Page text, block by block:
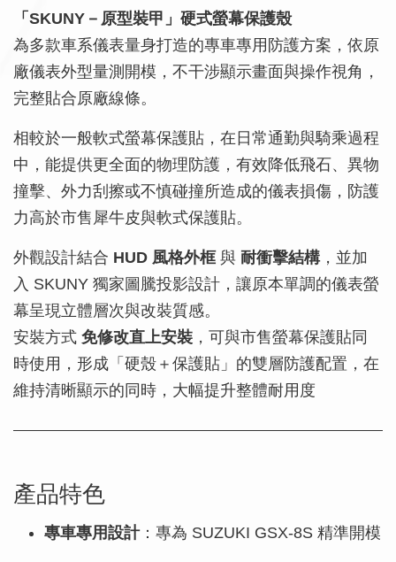
「SKUNY－原型裝甲」硬式螢幕保護殼
為多款車系儀表量身打造的專車專用防護方案，依原
廠儀表外型量測開模，不干涉顯示畫面與操作視角，
完整貼合原廠線條。
相較於一般軟式螢幕保護貼，在日常通勤與騎乘過程
中，能提供更全面的物理防護，有效降低飛石、異物
撞擊、外力刮擦或不慎碰撞所造成的儀表損傷，防護
力高於市售犀牛皮與軟式保護貼。
外觀設計結合 HUD 風格外框與 耐衝擊結構，並加
入 SKUNY 獨家圖騰投影設計，讓原本單調的儀表螢
幕呈現立體層次與改裝質感。
安裝方式 免修改直上安裝 ，可與市售螢幕保護貼同
時使用，形成「硬殼＋保護貼」的雙層防護配置，在
維持清晰顯示的同時，大幅提升整體耐用度
產品特色
專車專用設計：專為 SUZUKI GSX-8S 精準開模